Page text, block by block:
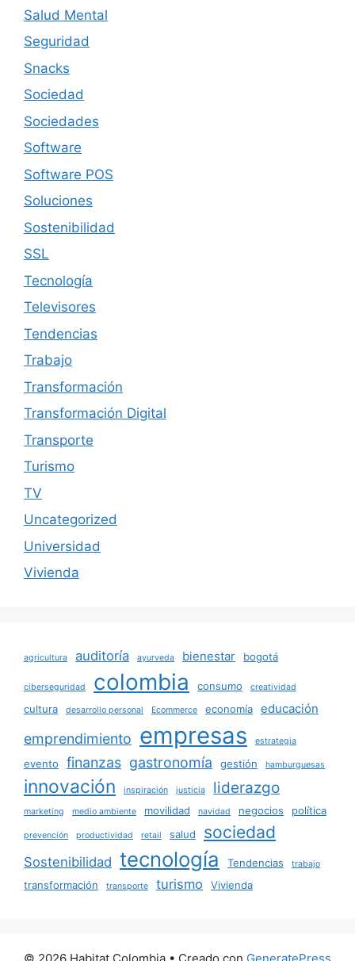
Salud Mental
Seguridad
Snacks
Sociedad
Sociedades
Software
Software POS
Soluciones
Sostenibilidad
SSL
Tecnología
Televisores
Tendencias
Trabajo
Transformación
Transformación Digital
Transporte
Turismo
TV
Uncategorized
Universidad
Vivienda
agricultura auditoría ayurveda bienestar bogotá
ciberseguridad colombia consumo creatividad
cultura desarrollo personal Ecommerce economía educación
emprendimiento empresas estrategia
evento finanzas gastronomía gestión hamburguesas
innovación inspiración justicia liderazgo
marketing medio ambiente movilidad navidad negocios política
prevención productividad retail salud sociedad
Sostenibilidad tecnología Tendencias trabajo
transformación transporte turismo Vivienda